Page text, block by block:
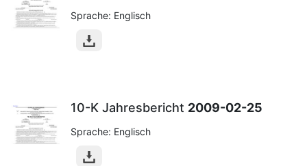
Sprache: Englisch
10-K Jahresbericht 2009-02-25
Sprache: Englisch